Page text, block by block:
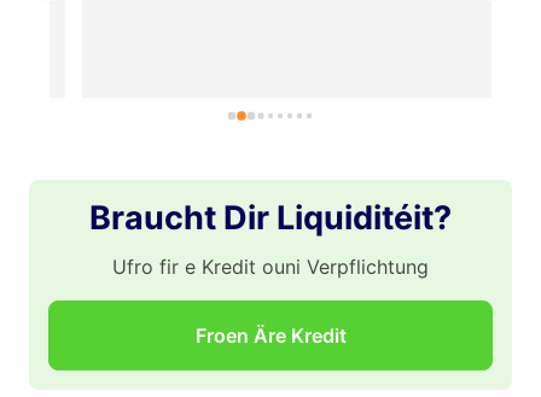
Braucht Dir Liquiditéit?
Ufro fir e Kredit ouni Verpflichtung
Froen Äre Kredit